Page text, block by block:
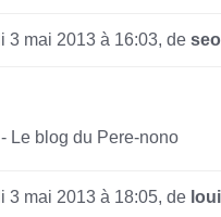
3 mai 2013 à 16:03, de
Le blog du Pere-nono
3 mai 2013 à 18:05, de